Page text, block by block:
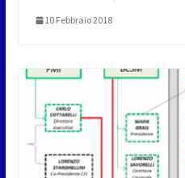
10 Febbraio 2018